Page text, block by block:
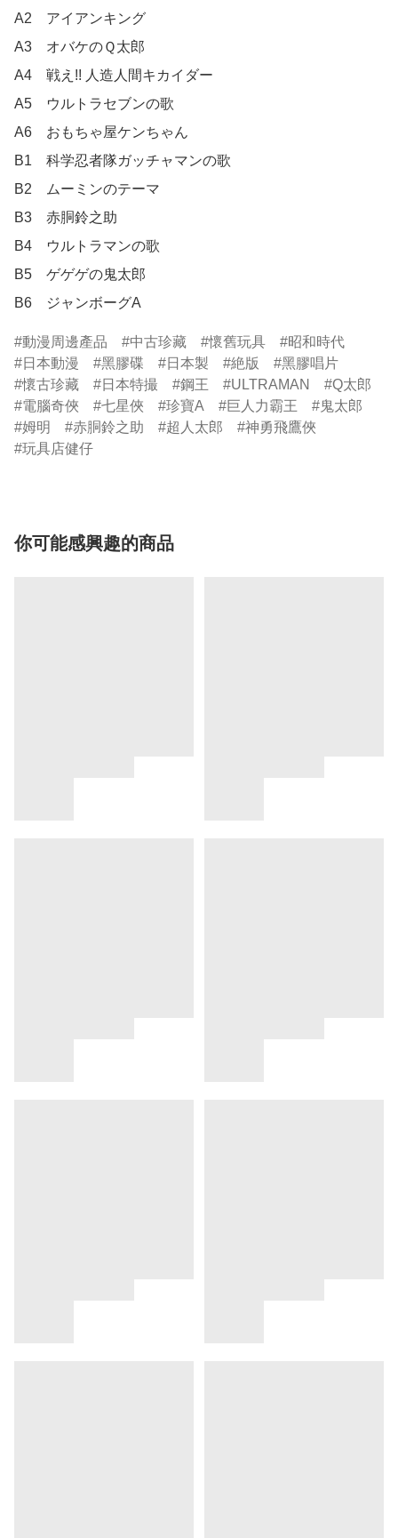
A2　アイアンキング
A3　オバケのＱ太郎
A4　戦え!! 人造人間キカイダー
A5　ウルトラセブンの歌
A6　おもちゃ屋ケンちゃん
B1　科学忍者隊ガッチャマンの歌
B2　ムーミンのテーマ
B3　赤胴鈴之助
B4　ウルトラマンの歌
B5　ゲゲゲの鬼太郎
B6　ジャンボーグA
動漫周邊產品 中古珍藏 懷舊玩具
昭和時代
日本動漫
黑膠碟 日本製 絶版
黑膠唱片
懷古珍藏
日本特撮 鋼王 ULTRAMAN
Q太郎
電腦奇俠
七星俠 珍寶A 巨人力霸王
鬼太郎
姆明
赤胴鈴之助 超人太郎
神勇飛鷹俠
玩具店健仔
你可能感興趣的商品